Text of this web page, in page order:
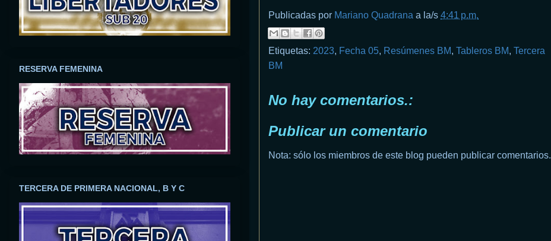
Publicadas por Mariano Quadrana a la/s 4:41 p.m.
Etiquetas: 2023, Fecha 05, Resúmenes BM, Tableros BM, Tercera
BM
No hay comentarios.:
Publicar un comentario
Nota: sólo los miembros de este blog pueden publicar comentarios.
RESERVA FEMENINA
TERCERA DE PRIMERA NACIONAL, B Y C